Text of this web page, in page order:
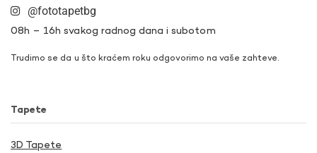
@fototapetbg
08h – 16h svakog radnog dana i subotom
Trudimo se da u što kraćem roku odgovorimo na vaše zahteve.
Tapete
3D Tapete